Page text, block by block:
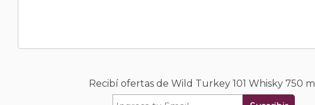
Recibí ofertas de Wild Turkey 101 Whisky 750 ml